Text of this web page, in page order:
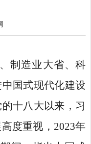
制造业大省、科
国式现代化建设
十八大以来，习
度重视， 2023年